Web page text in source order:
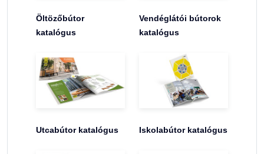
Öltözőbútor
katalógus
Vendéglátói bútorok
katalógus
Utcabútor katalógus Iskolabútor katalógus